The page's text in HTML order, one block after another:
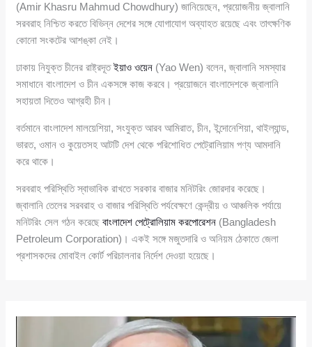
(Amir Khasru Mahmud Chowdhury) জানিয়েছেন, প্রয়োজনীয় জ্বালানি
সরবরাহ নিশ্চিত করতে বিভিন্ন দেশের সঙ্গে যোগাযোগ অব্যাহত রয়েছে এবং তাৎক্ষণিক
কোনো সংকটের আশঙ্কা নেই।
ঢাকায় নিযুক্ত চীনের রাষ্ট্রদূতইয়াও ওয়েন (Yao Wen) বলেন, জ্বালানি সমস্যার
সমাধানে বাংলাদেশ ও চীন একসঙ্গে কাজ করবে। প্রয়োজনে বাংলাদেশকে জ্বালানি
সহায়তা দিতেও আগ্রহী চীন।
বর্তমানে বাংলাদেশ মালয়েশিয়া, সংযুক্ত আরব আমিরাত, চীন, ইন্দোনেশিয়া, থাইল্যান্ড,
ভারত, ওমান ও কুয়েতসহ আটটি দেশ থেকে পরিশোধিত পেট্রোলিয়াম পণ্য আমদানি
করে থাকে।
সরবরাহ পরিস্থিতি স্বাভাবিক রাখতে সরকার বাজার মনিটরিং জোরদার করেছে।
জ্বালানি তেলের সরবরাহ ও বাজার পরিস্থিতি পর্যবেক্ষণে কেন্দ্রীয় ও আঞ্চলিক পর্যায়ে
মনিটরিং সেল গঠন করেছেবাংলাদেশ পেট্রোলিয়াম করপোরেশন (Bangladesh
Petroleum Corporation)। একই সঙ্গে মজুতদারি ও অনিয়ম ঠেকাতে জেলা
প্রশাসকদের মোবাইল কোর্ট পরিচালনার নির্দেশ দেওয়া হয়েছে।